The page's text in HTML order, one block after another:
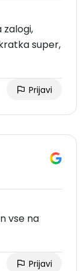
zalogi,
super,
Prijavi
vse na
Prijavi